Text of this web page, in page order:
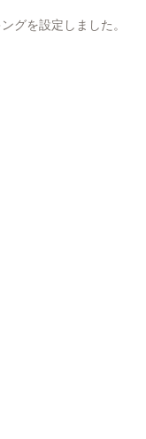
グを設定しました。